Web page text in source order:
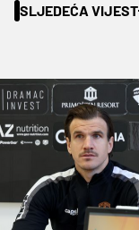
SLJEDEĆA VIJEST